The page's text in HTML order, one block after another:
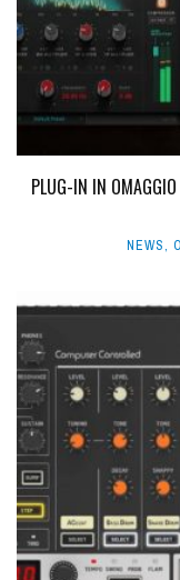
PLUG-IN IN OMAGGIO
NEWS,